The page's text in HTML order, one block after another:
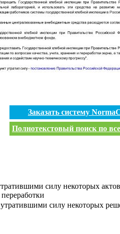
Заказать систему
Полнотекстовый поиск по
силу некоторых
силу некоторых